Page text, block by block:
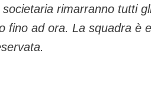
rimarranno tutti
fino ad ora. La squadra è
.